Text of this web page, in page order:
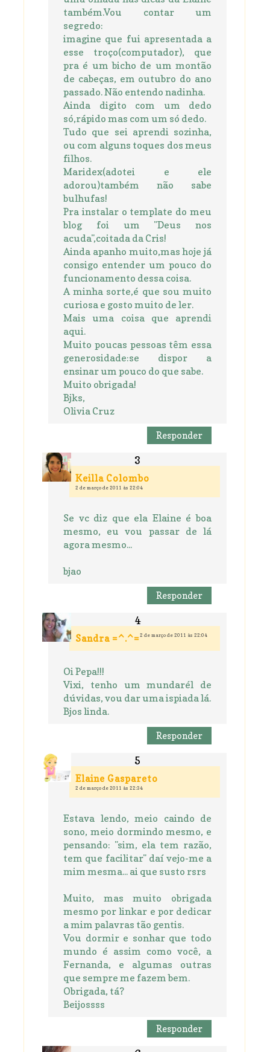
também.Vou contar um
segredo:
imagine que fui apresentada a
esse troço(computador), que
pra é um bicho de um montão
de cabeças, em outubro do ano
passado. Não entendo nadinha.
Ainda digito com um dedo
só,rápido mas com um só dedo.
Tudo que sei aprendi sozinha,
ou com alguns toques dos meus
filhos.
Maridex(adotei e ele
adorou)também não sabe
bulhufas!
Pra instalar o template do meu
blog foi um "Deus nos
acuda",coitada da Cris!
Ainda apanho muito,mas hoje já
consigo entender um pouco do
funcionamento dessa coisa.
A minha sorte,é que sou muito
curiosa e gosto muito de ler.
Mais uma coisa que aprendi
aqui.
Muito poucas pessoas têm essa
generosidade:se dispor a
ensinar um pouco do que sabe.
Muito obrigada!
Bjks,
Olivia Cruz
Responder
Keilla Colombo
2 de março de 2011 às 22:04
Se vc diz que ela Elaine é boa
mesmo, eu vou passar de lá
agora mesmo...
bjao
Responder
Sandra =^.^=2 de março de 2011 às 22:04
Oi Pepa!!!
Vixi, tenho um mundarél de
dúvidas, vou dar uma ispiada lá.
Bjos linda.
Responder
Elaine Gaspareto
2 de março de 2011 às 22:34
Estava lendo, meio caindo de
sono, meio dormindo mesmo, e
pensando: "sim, ela tem razão,
tem que facilitar" daí vejo-me a
mim mesma... ai que susto rsrs
Muito, mas muito obrigada
mesmo por linkar e por dedicar
a mim palavras tão gentis.
Vou dormir e sonhar que todo
mundo é assim como você, a
Fernanda, e algumas outras
que sempre me fazem bem.
Obrigada, tá?
Beijossss
Responder